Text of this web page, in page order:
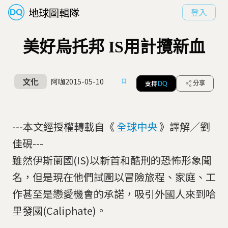
地球圖輯隊 登入
美好烏托邦 IS用計攬新血
文化 阿咖2015-05-10 支持 DQ 分享
---本文經授權轉載自《 全球中央 》譯解／劉
佳硯---
雖然伊斯蘭國(IS)以斬首和酷刑的恐怖形象聞
名，但是現在他們試圖以冒險旅程、家庭、工
作甚至是戀愛機會的承諾，吸引外國人來到哈
里發國(Caliphate)。